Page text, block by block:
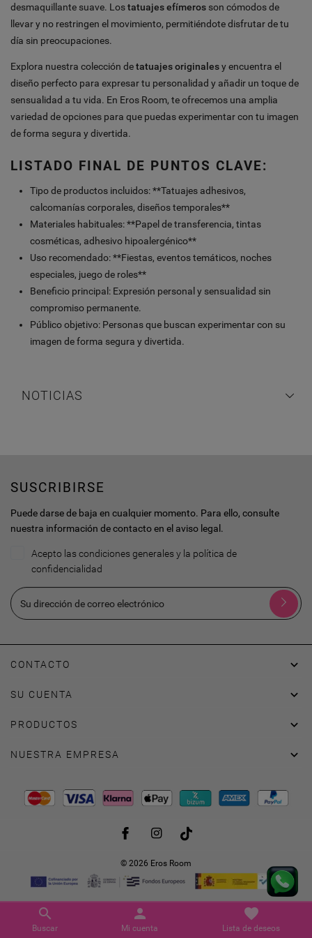
search
Buscar
person
Mi cuenta
favorite
Lista de deseos
NOTICIAS
desmaquillante suave. Lostatuajes efímeros son cómodos de
llevar y no restringen el movimiento, permitiéndote disfrutar de tu
día sin preocupaciones.
Explora nuestra colección detatuajes originalesy encuentra el
diseño perfecto para expresar tu personalidad y añadir un toque de
sensualidad a tu vida. En Eros Room, te ofrecemos una amplia
variedad de opciones para que puedas experimentar con tu imagen
de forma segura y divertida.
LISTADO FINAL DE PUNTOS CLAVE:
Tipo de productos incluidos: **Tatuajes adhesivos,
calcomanías corporales, diseños temporales**
Materiales habituales: **Papel de transferencia, tintas
cosméticas, adhesivo hipoalergénico**
Uso recomendado: **Fiestas, eventos temáticos, noches
especiales, juego de roles**
Beneficio principal: Expresión personal y sensualidad sin
compromiso permanente.
Público objetivo: Personas que buscan experimentar con su
imagen de forma segura y divertida.
SUSCRIBIRSE
Puede darse de baja en cualquier momento. Para ello, consulte
nuestra información de contacto en el aviso legal.
Acepto las condiciones generales y la política de
confidencialidad
CONTACTO 
SU CUENTA 
PRODUCTOS 
NUESTRA EMPRESA 
FacebookInstagram
TikTok
© 2026 Eros Room